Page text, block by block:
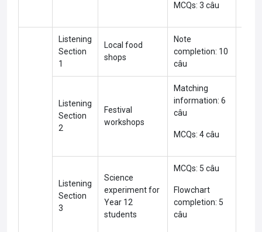
MCQs: 3 câu
Listening
Section
1
Local food
shops
Note
completion: 10
câu
Listening
Section
2
Festival
workshops
Matching
information: 6
câu
MCQs: 4 câu
Listening
Section
3
Science
experiment for
Year 12
students
MCQs: 5 câu
Flowchart
completion: 5
câu